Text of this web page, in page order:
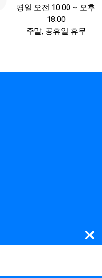
평일 오전 10:00 ~ 오후
18:00
주말, 공휴일 휴무